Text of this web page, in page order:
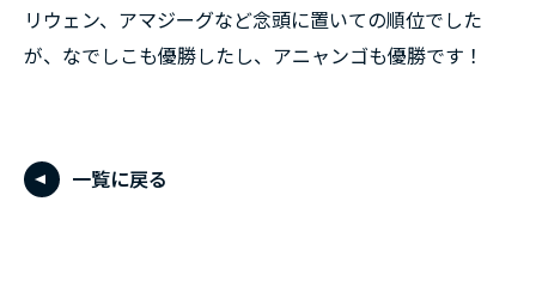
リウェン、アマジーグなど念頭に置いての順位でした
が、なでしこも優勝したし、アニャンゴも優勝です！
一覧に戻る